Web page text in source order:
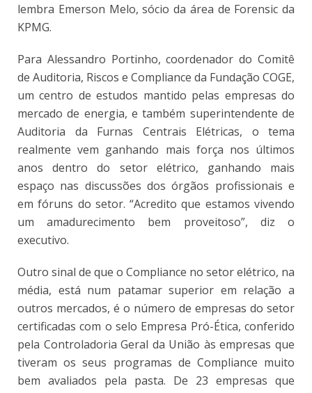
lembra Emerson Melo, sócio da área de Forensic da
KPMG.
Para Alessandro Portinho, coordenador do Comitê
de Auditoria, Riscos e Compliance da Fundação COGE,
um centro de estudos mantido pelas empresas do
mercado de energia, e também superintendente de
Auditoria da Furnas Centrais Elétricas, o tema
realmente vem ganhando mais força nos últimos
anos dentro do setor elétrico, ganhando mais
espaço nas discussões dos órgãos profissionais e
em fóruns do setor. “Acredito que estamos vivendo
um amadurecimento bem proveitoso”, diz o
executivo.
Outro sinal de que o Compliance no setor elétrico, na
média, está num patamar superior em relação a
outros mercados, é o número de empresas do setor
certificadas com o selo Empresa Pró-Ética, conferido
pela Controladoria Geral da União às empresas que
tiveram os seus programas de Compliance muito
bem avaliados pela pasta. De 23 empresas que